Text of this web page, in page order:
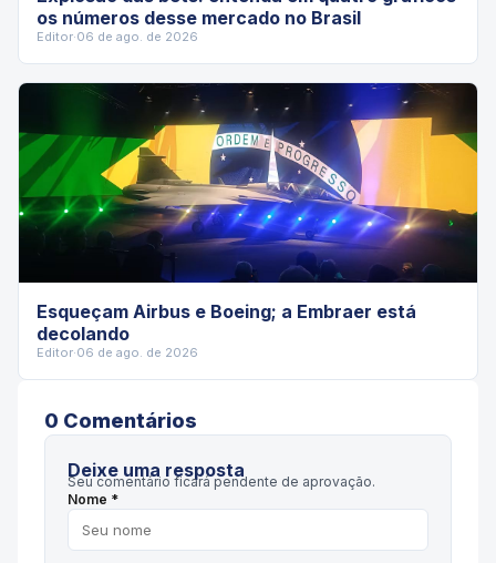
os números desse mercado no Brasil
Editor·06 de ago. de 2026
Esqueçam Airbus e Boeing; a Embraer está
decolando
Editor·06 de ago. de 2026
0 Comentários
Deixe uma resposta
Seu comentário ficará pendente de aprovação.
Nome *